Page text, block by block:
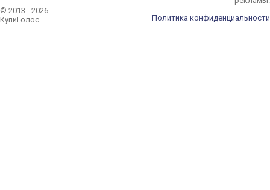
© 2013 - 2026
КупиГолос
Политика конфиденциальности